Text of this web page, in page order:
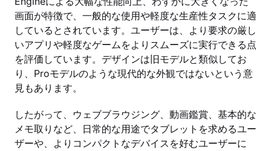
画面が特徴で、一般的な使用や軽度な生産性タスクに適
しているとされています。ユーザーは、より要求の厳し
いアプリや軽度なゲームをよりスムーズに実行できる点
を評価しています。デザインは旧モデルと類似してお
り、Proモデルのような現代的な外観ではないという意
見もあります。
したがって、ウェブブラウジング、動画鑑賞、基本的な
メモ取りなど、日常的な用途でタブレットを求めるユー
ザーや、よりコンパクトなデバイスを好むユーザーに